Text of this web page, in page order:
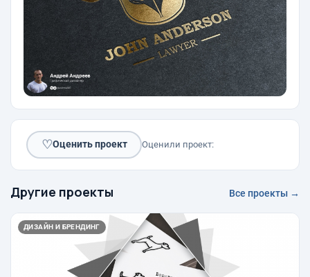
♡Оценить проект Оценили проект:
Другие проекты Все проекты →
ДИЗАЙН И БРЕНДИНГ